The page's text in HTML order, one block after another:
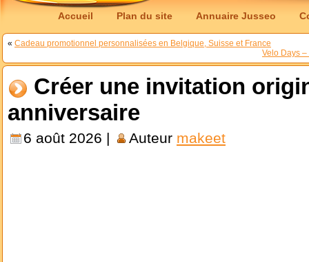
Accueil Plan du site Annuaire Jusseo
« Cadeau promotionnel personnalisées en Belgique, Suisse et France
Velo Days
Créer une invitation
anniversaire
6 août 2026 | Auteur makeet